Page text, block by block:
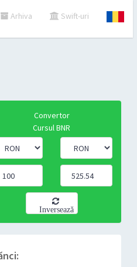
Arhiva Swift-uri
Convertor
Cursul BNR
Inversează